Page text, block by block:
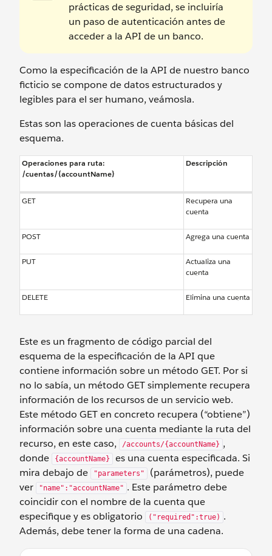
prácticas de seguridad, se incluiría
un paso de autenticación antes de
acceder a la API de un banco.
Como la especificación de la API de nuestro banco
ficticio se compone de datos estructurados y
legibles para el ser humano, veámosla.
Estas son las operaciones de cuenta básicas del
esquema.
Operaciones para ruta:
/cuentas/{accountName}
Descripción
GET
Recupera una
cuenta
POST Agrega una cuenta
PUT
Actualiza una
cuenta
DELETE Elimina una cuenta
Este es un fragmento de código parcial del
esquema de la especificación de la API que
contiene información sobre un método GET. Por si
no lo sabía, un método GET simplemente recupera
información de los recursos de un servicio web.
Este método GET en concreto recupera (“obtiene”)
información sobre una cuenta mediante la ruta del
recurso, en este caso,
/accounts/{accountName} ,
donde
{accountName}
es una cuenta especificada. Si
mira debajo de
"parameters"
(parámetros), puede
ver
"name":"accountName" . Este parámetro debe
coincidir con el nombre de la cuenta que
especifique y es obligatorio
("required":true) .
Además, debe tener la forma de una cadena.